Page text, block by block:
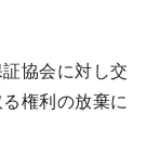
協会に対し交
権利の放棄に